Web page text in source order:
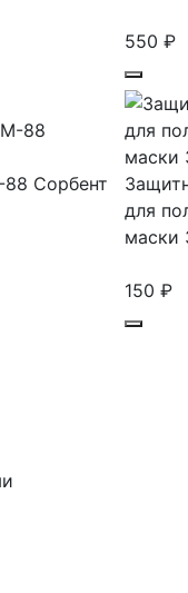
550 ₽
Сорбент
для
маски
150 ₽